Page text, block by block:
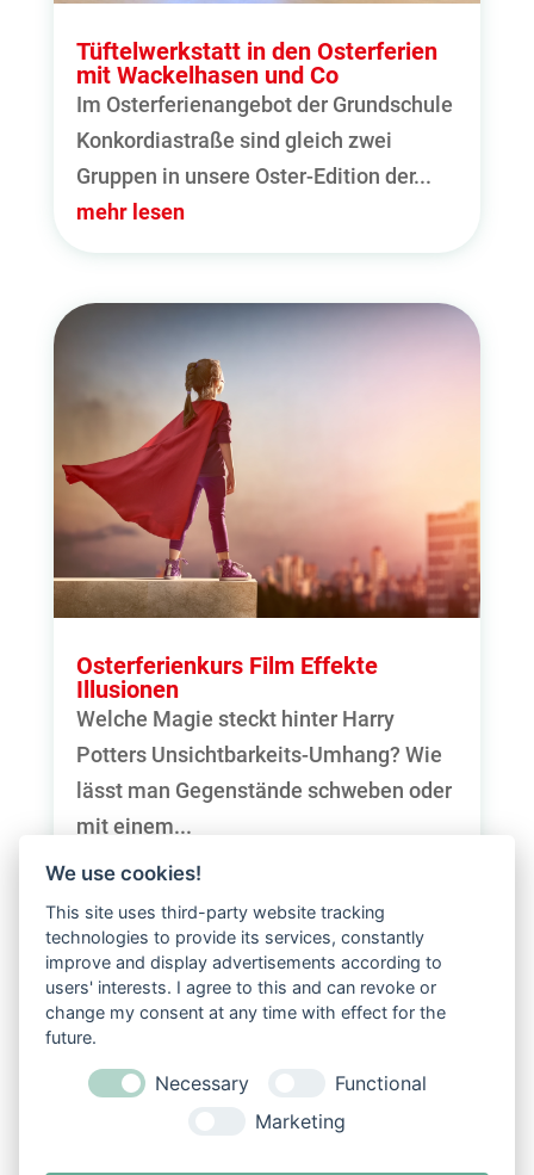
Tüftelwerkstatt in den Osterferien
mit Wackelhasen und Co
Im Osterferienangebot der Grundschule
Konkordiastraße sind gleich zwei
Gruppen in unsere Oster-Edition der...
mehr lesen
Osterferienkurs Film Effekte
Illusionen
Welche Magie steckt hinter Harry
Potters Unsichtbarkeits-Umhang? Wie
lässt man Gegenstände schweben oder
mit einem...
mehr lesen
« Ältere Einträge Nächste Einträge »
We use cookies!
This site uses third-party website tracking
technologies to provide its services, constantly
improve and display advertisements according to
users' interests. I agree to this and can revoke or
change my consent at any time with effect for the
future.
Necessary
Functional
Marketing